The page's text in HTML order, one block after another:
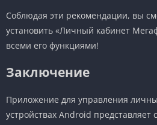
Соблюдая эти рекомендации, вы
установить «Личный кабинет
всеми его функциями!
Заключение
Приложение для управления
устройствах Android представляет